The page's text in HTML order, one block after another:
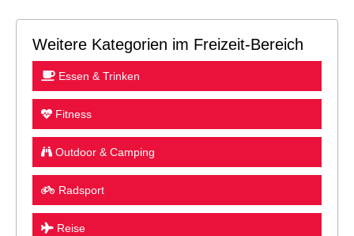
Weitere Kategorien im Freizeit-Bereich
Essen & Trinken
Fitness
Outdoor & Camping
Radsport
Reise